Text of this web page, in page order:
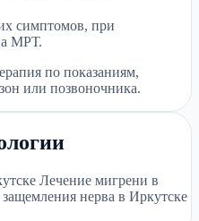
симптомов, при
МРТ.
по показаниям,
или позвоночника.
Лечение мигрени в
нерва в Иркутске